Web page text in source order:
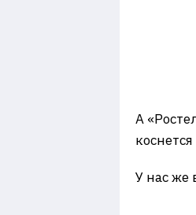
А
У нас же